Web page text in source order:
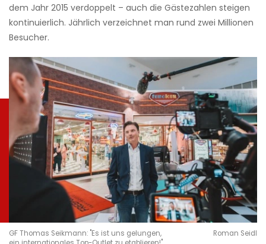
dem Jahr 2015 verdoppelt – auch die Gästezahlen steigen
kontinuierlich. Jährlich verzeichnet man rund zwei Millionen
Besucher.
GF Thomas Seikmann: "Es ist uns gelungen,
Roman Seidl